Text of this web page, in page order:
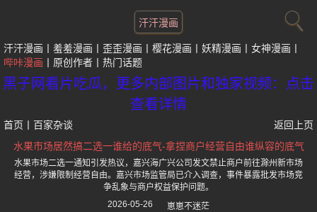
汗汗漫画
汗汗漫画 羞羞漫画 歪歪漫画 樱花漫画 妖精漫画
女神漫画
哔咔漫画
原创作者 热门话题
黑子网看片吃瓜，更多内部图片和独家视频：点击
查看详情
首页 百家杂谈
返回上页
水果市场居然搞二选一谁给的底气-拿捏商户经营自由谁纵容的底气
水果市场二选一通知引发热议，嘉兴海广兴公司发文禁止商户前往滁州新市场
经营，涉嫌限制经营自由。嘉兴市场监管局已介入调查，事件暴露批发市场竞
争乱象与商户权益保护问题。
2026-05-26
崽崽不迷茫